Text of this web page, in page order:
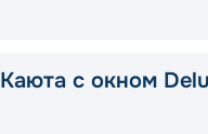
Каюта с окном